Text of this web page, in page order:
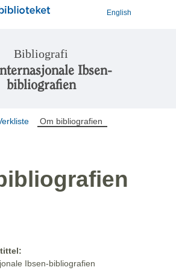
English
Bibliografi
Ibsen-
bibliografien
Om bibliografien
Ibsen-bibliografien